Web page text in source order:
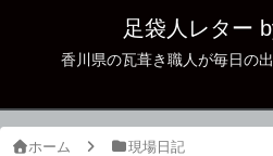
足袋人レター
香川県の瓦葺き職人が毎日の
ホーム 現場日記
現場日記